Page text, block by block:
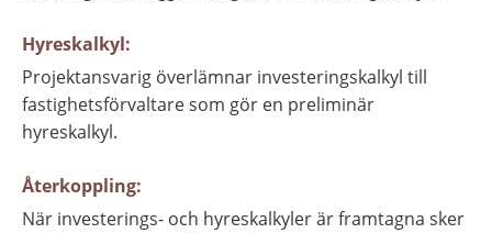
Hyreskalkyl:
Projektansvarig överlämnar investeringskalkyl till
fastighetsförvaltare som gör en preliminär
hyreskalkyl.
Återkoppling:
När investerings- och hyreskalkyler är framtagna sker